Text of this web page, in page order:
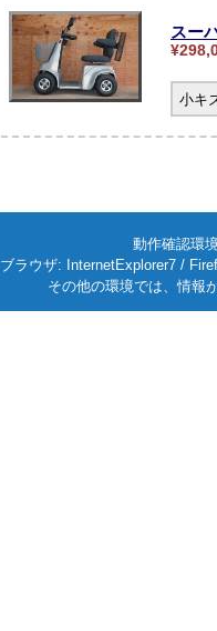
スー
小キ
動作確認環
ブラウザ: InternetExplorer7 /
その他の環境では、情報